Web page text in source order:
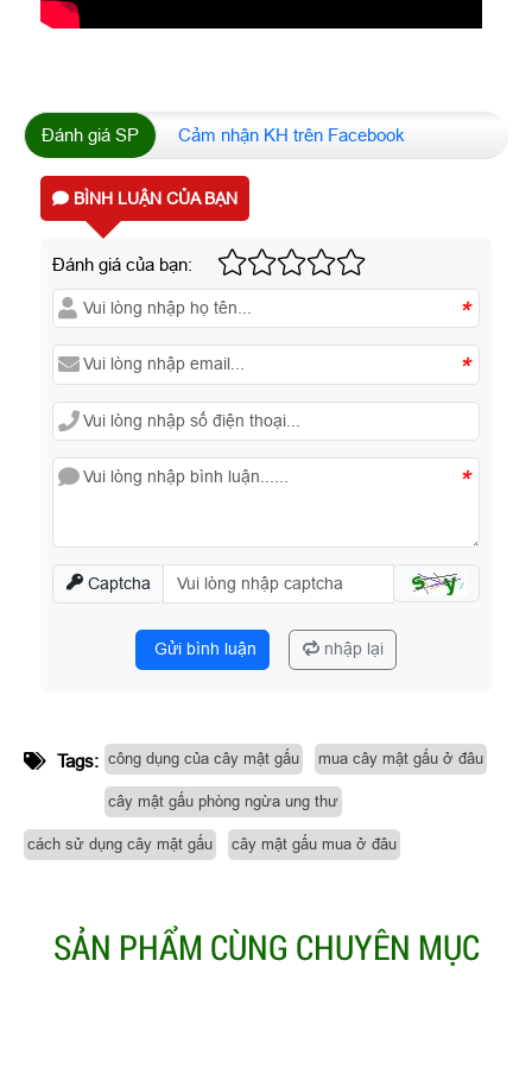
Đánh giá SP Cảm nhận KH trên Facebook
BÌNH LUẬN CỦA BẠN
Đánh giá của bạn:
*
*
*
Captcha
Gửi bình luận nhập lại
Tags: công dụng của cây mật gấu mua cây mật gấu ở đâu
cây mật gấu phòng ngừa ung thư
cách sử dụng cây mật gấu cây mật gấu mua ở đâu
SẢN PHẨM CÙNG CHUYÊN MỤC